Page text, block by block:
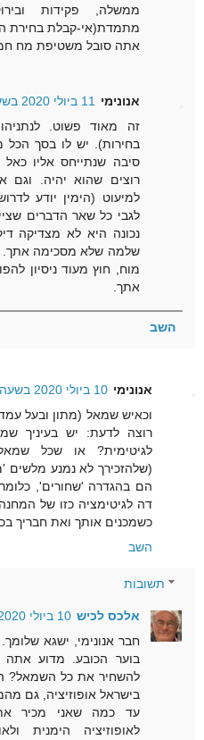
ממשלה, פקידות
מתמדת(אי-קבלת בחירת
אתה סובל משטיפת מח
אנונימי
11 ביולי 2020 בשעה 22:48
בחירות). יש לו בסך
סיבה שנתייחס אליו
רוצים שהוא יהיה. וגם
למיעוט (הימין יודע
לגבי כל שאר הדברים
נכונה היא לא מצדיקה
שלמה שלא מסכימה אתך.
מוח, חוץ מעוד ניסיון
אתך.
השב
אנונימי 10 ביולי 2020 בשעה 14:30
וכאיש שמאל (מתון ובעל
רוצה לדעת: יש בעיניך
לגיטימית? או שכל שמאל,
(שלהזכירך לא נמנע מלשים
הם בהגדרה 'שחורים',
דה לגיטימציה כזו של
כשמכנים אותך ואת חבריך
השב
תשובות
אלכס לכיש 10 ביולי 2020 בשעה 16:25
חבר אנונימי, ישגא
בוער הכובע. מדוע אתה
להשחיר את כל השמאל?
בישראל אופוזיציה, גם
עד כמה שאני מכיר את
לאופוזיציה הימנית